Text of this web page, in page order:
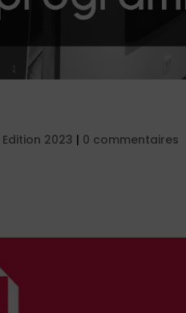
Edition 2023 | 0 commentaires